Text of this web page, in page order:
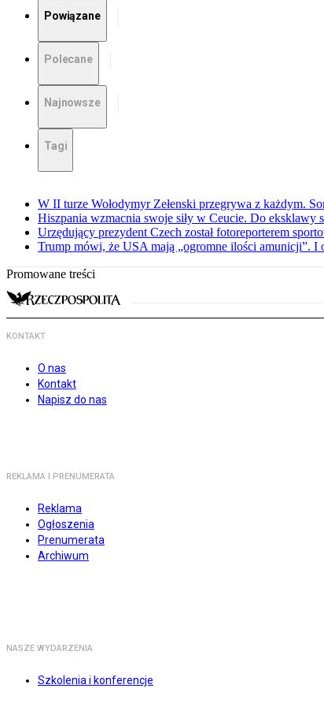
Powiązane
Polecane
Najnowsze
Tagi
W II turze Wołodymyr Zełenski przegrywa z każdym.
Hiszpania wzmacnia swoje siły w Ceucie. Do eksklawy
Urzędujący prezydent Czech został fotoreporterem
Trump mówi, że USA mają „ogromne ilości amunicji”. I
Promowane treści
KONTAKT
O nas
Kontakt
Napisz do nas
REKLAMA I PRENUMERATA
Reklama
Ogłoszenia
Prenumerata
Archiwum
NASZE WYDARZENIA
Szkolenia i konferencje